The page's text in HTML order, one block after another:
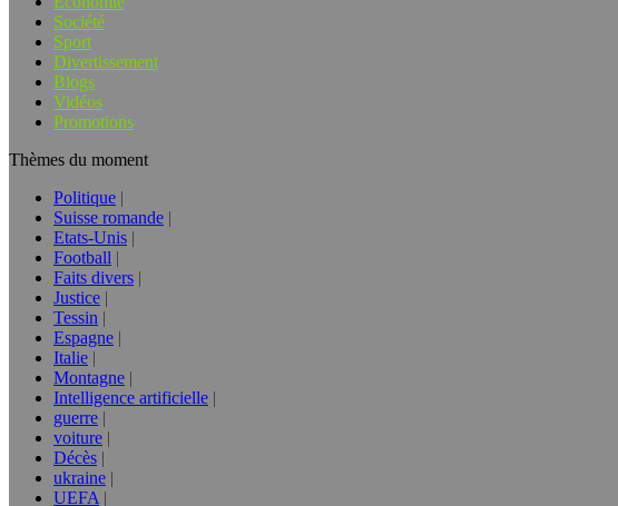
Société
Sport
Divertissement
Blogs
Vidéos
Promotions
Thèmes du moment
Politique
Suisse romande
Etats-Unis
Football
Faits divers
Justice
Tessin
Espagne
Italie
Montagne
Intelligence artificielle
guerre
voiture
Décès
ukraine
UEFA